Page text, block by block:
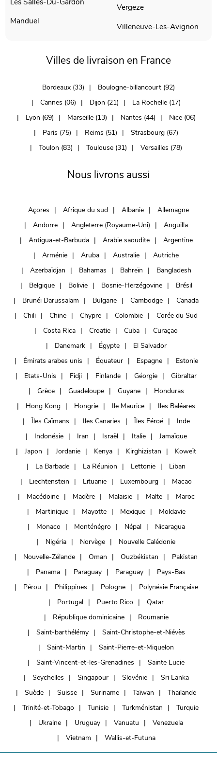
Manduel
Vergeze
Villeneuve-Les-Avignon
Villes de livraison en France
Bordeaux (33)
Boulogne-billancourt (92)
Cannes (06)
Dijon (21)
La Rochelle (17)
Lyon (69)
Marseille (13) Nantes (44)
Nice (06)
Paris (75)
Reims (51)
Strasbourg (67)
Toulon (83)
Toulouse (31) Versailles (78)
Nous livrons aussi
Açores Afrique du sud Albanie
Allemagne
Andorre
Angleterre (Royaume-Uni)
Anguilla
Antigua-et-Barbuda
Arabie saoudite
Argentine
Arménie
Aruba Australie
Autriche
Azerbaïdjan
Bahamas Bahreïn
Bangladesh
Belgique
Bolivie Bosnie-Herzégovine
Brésil
Brunéi Darussalam
Bulgarie Cambodge
Canada
Chili
Chine Chypre Colombie
Corée du Sud
Costa Rica
Croatie Cuba
Curaçao
Danemark
Égypte
El Salvador
Émirats arabes unis
Équateur Espagne
Estonie
Etats-Unis
Fidji Finlande Géorgie
Gibraltar
Grèce
Guadeloupe Guyane
Honduras
Hong Kong
Hongrie Ile Maurice
Iles Baléares
Îles Caïmans
Iles Canaries Îles Féroé
Inde
Indonésie
Iran Israël Italie
Jamaïque
Japon
Jordanie Kenya Kirghizistan
Koweït
La Barbade
La Réunion Lettonie
Liban
Liechtenstein
Lituanie Luxembourg
Macao
Macédoine
Madère Malaisie Malte
Maroc
Martinique
Mayotte Mexique
Moldavie
Monaco
Monténégro Népal
Nicaragua
Nigéria
Norvège
Nouvelle Calédonie
Nouvelle-Zélande
Oman Ouzbékistan
Pakistan
Panama
Paraguay Paraguay
Pays-Bas
Pérou
Philippines Pologne
Polynésie Française
Portugal
Puerto Rico
Qatar
République dominicaine
Roumanie
Saint-barthélémy
Saint-Christophe-et-Niévès
Saint-Martin
Saint-Pierre-et-Miquelon
Saint-Vincent-et-les-Grenadines
Sainte Lucie
Seychelles
Singapour Slovénie
Sri Lanka
Suède
Suisse Suriname Taïwan
Thaïlande
Trinité-et-Tobago
Tunisie Turkménistan
Turquie
Ukraine
Uruguay Vanuatu
Venezuela
Vietnam
Wallis-et-Futuna